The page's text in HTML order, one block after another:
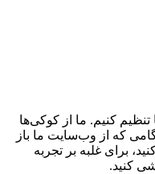
کنیم. ما از کوکی‌ها
که از وب‌سایت ما باز
برای غلبه بر تجربه
کنید.